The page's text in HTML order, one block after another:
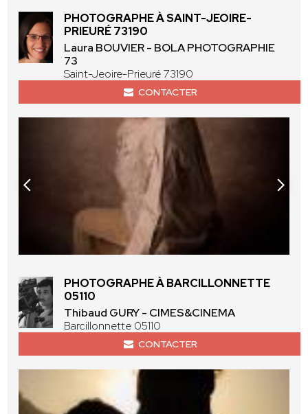
PHOTOGRAPHE À SAINT-JEOIRE-
PRIEURÉ 73190
Laura BOUVIER - BOLA PHOTOGRAPHIE
73
Saint-Jeoire-Prieuré 73190
CONTACTER
PHOTOGRAPHE À BARCILLONNETTE
05110
Thibaud GURY - CIMES&CINEMA
Barcillonnette 05110
CONTACTER